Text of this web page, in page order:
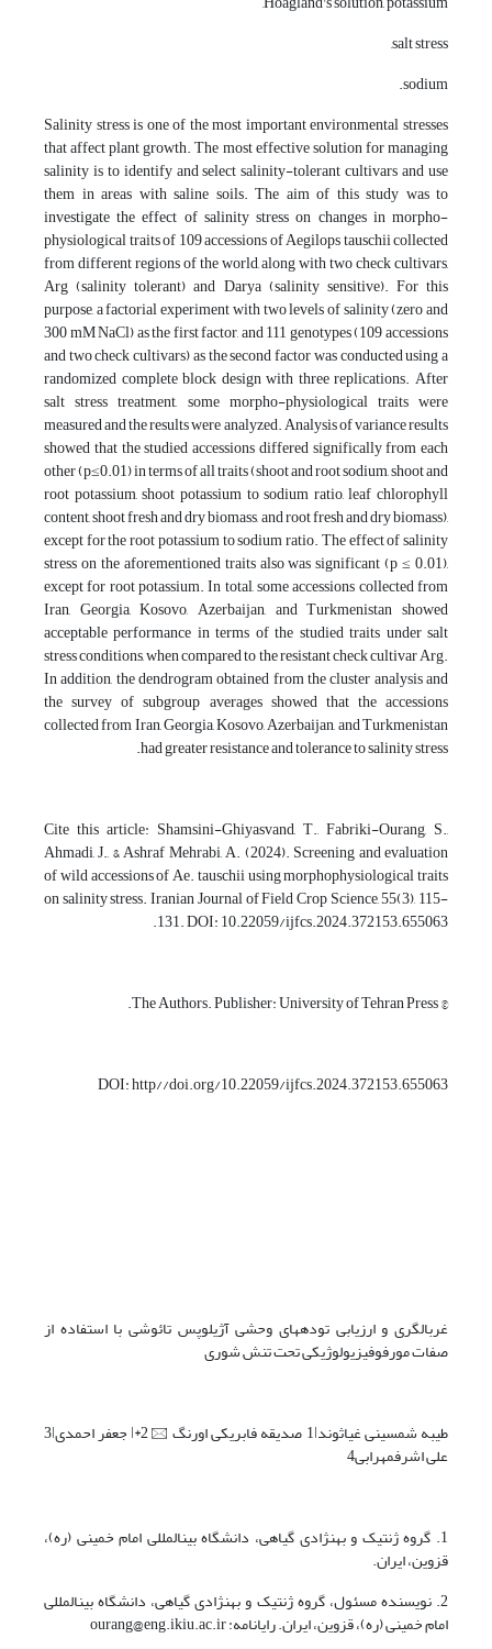
salt stress,
sodium.
Salinity stress is one of the most important environmental stresses
that affect plant growth. The most effective solution for managing
salinity is to identify and select salinity-tolerant cultivars and use
them in areas with saline soils. The aim of this study was to
investigate the effect of salinity stress on changes in morpho-
physiological traits of 109 accessions of Aegilops tauschii collected
from different regions of the world, along with two check cultivars,
Arg (salinity tolerant) and Darya (salinity sensitive). For this
purpose, a factorial experiment with two levels of salinity (zero and
300 mM NaCl) as the first factor, and 111 genotypes (109 accessions
and two check cultivars) as the second factor was conducted using a
randomized complete block design with three replications. After
salt stress treatment, some morpho-physiological traits were
measured and the results were analyzed. Analysis of variance results
showed that the studied accessions differed significally from each
other (p≤0.01) in terms of all traits (shoot and root sodium, shoot and
root potassium, shoot potassium to sodium ratio, leaf chlorophyll
content, shoot fresh and dry biomass, and root fresh and dry biomass),
except for the root potassium to sodium ratio. The effect of salinity
stress on the aforementioned traits also was significant (p ≤ 0.01),
except for root potassium. In total, some accessions collected from
Iran, Georgia, Kosovo, Azerbaijan, and Turkmenistan showed
acceptable performance in terms of the studied traits under salt
stress conditions, when compared to the resistant check cultivar Arg.
In addition, the dendrogram obtained from the cluster analysis and
the survey of subgroup averages showed that the accessions
collected from Iran, Georgia, Kosovo, Azerbaijan, and Turkmenistan
had greater resistance and tolerance to salinity stress.
Cite this article: Shamsini-Ghiyasvand, T., Fabriki-Ourang, S.,
Ahmadi, J., & Ashraf Mehrabi, A. (2024). Screening and evaluation
of wild accessions of Ae. tauschii using morphophysiological traits
on salinity stress. Iranian Journal of Field Crop Science, 55(3), 115-
131. DOI: 10.22059/ijfcs.2024.372153.655063.
© The Authors. Publisher: University of Tehran Press.
DOI: http//doi.org/10.22059/ijfcs.2024.372153.655063
غربالگری و ارزیابی تودههای وحشی آژیلوپس تائوشی با استفاده از
صفات مورفوفیزیولوژیکی تحت تنش شوری
طیبه شمسینی غیاثوند1ǀ صدیقه فابریکی اورنگ 🖂2*ǀ جعفر احمدی3ǀ
علی اشرفمهرابی4
1. گروه ژنتیک و بهنژادی گیاهی، دانشگاه بینالمللی امام خمینی (ره)،
قزوین، ایران.
2. نویسنده مسئول، گروه ژنتیک و بهنژادی گیاهی، دانشگاه بینالمللی
امام خمینی (ره)، قزوین، ایران. رایانامه: ourang@eng.ikiu.ac.ir